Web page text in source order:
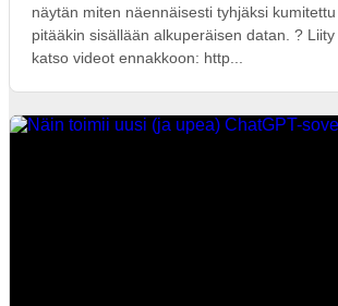
näytän miten näennäisesti tyhjäksi
pitääkin sisällään alkuperäisen datan. ?
katso videot ennakkoon: http...